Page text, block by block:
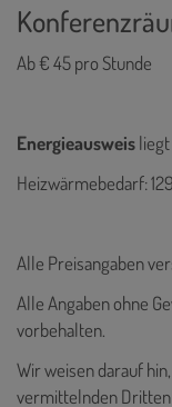
Ab € 45 pro Stunde
Energieausweis
Heizwärmebedarf:
Alle Preisangaben
Alle Angaben ohne
vorbehalten.
Wir weisen darauf
vermittelnden